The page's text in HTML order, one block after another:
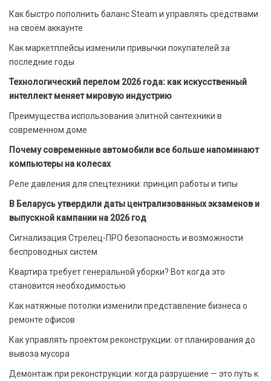
Как быстро пополнить баланс Steam и управлять средствами
на своём аккаунте
Как маркетплейсы изменили привычки покупателей за
последние годы
Технологический перелом 2026 года: как искусственный
интеллект меняет мировую индустрию
Преимущества использования элитной сантехники в
современном доме
Почему современные автомобили все больше напоминают
компьютеры на колесах
Реле давления для спецтехники: принцип работы и типы
В Беларусь утвердили даты централизованных экзаменов и
выпускной кампании на 2026 год
Сигнализация Стрелец-ПРО безопасность и возможности
беспроводных систем
Квартира требует генеральной уборки? Вот когда это
становится необходимостью
Как натяжные потолки изменили представление бизнеса о
ремонте офисов
Как управлять проектом реконструкции: от планирования до
вывоза мусора
Демонтаж при реконструкции: когда разрушение — это путь к